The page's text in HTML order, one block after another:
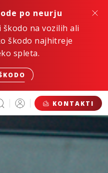
po neurju
na vozilih ali
škodo najhitreje
spleta.
KONTAKTI